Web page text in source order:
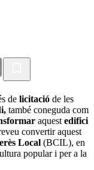
Email
de licitació de les
també coneguda com
aquest edifici
convertir aquest
Local (BCIL), en
popular i per a la